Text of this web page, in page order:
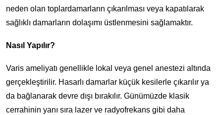
neden olan toplardamarların çıkarılması veya kapatılarak
sağlıklı damarların dolaşımı üstlenmesini sağlamaktır.
Nasıl Yapılır?
Varis ameliyatı genellikle lokal veya genel anestezi altında
gerçekleştirilir. Hasarlı damarlar küçük kesilerle çıkarılır ya
da bağlanarak devre dışı bırakılır. Günümüzde klasik
cerrahinin yanı sıra lazer ve radyofrekans gibi daha